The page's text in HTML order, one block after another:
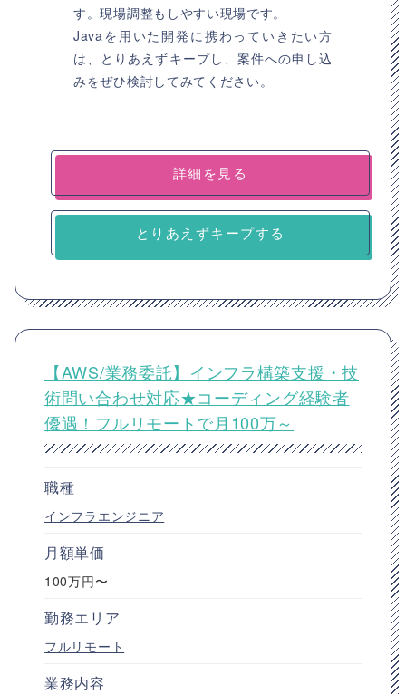
す。現場調整もしやすい現場です。
Javaを用いた開発に携わっていきたい方
は、とりあえずキープし、案件への申し込
みをぜひ検討してみてください。
詳細を見る
とりあえずキープする
【AWS/業務委託】インフラ構築支援・技
術問い合わせ対応★コーディング経験者
優遇！フルリモートで月100万～
職種
インフラエンジニア
月額単価
100万円〜
勤務エリア
フルリモート
業務内容